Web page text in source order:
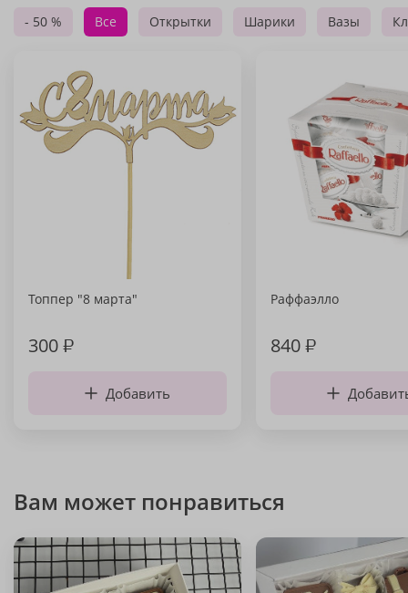
- 50 % Все Открытки Шарики Вазы
Топпер "8 марта"
300₽
Добавить
Раффаэлло
840₽
Вам может понравиться